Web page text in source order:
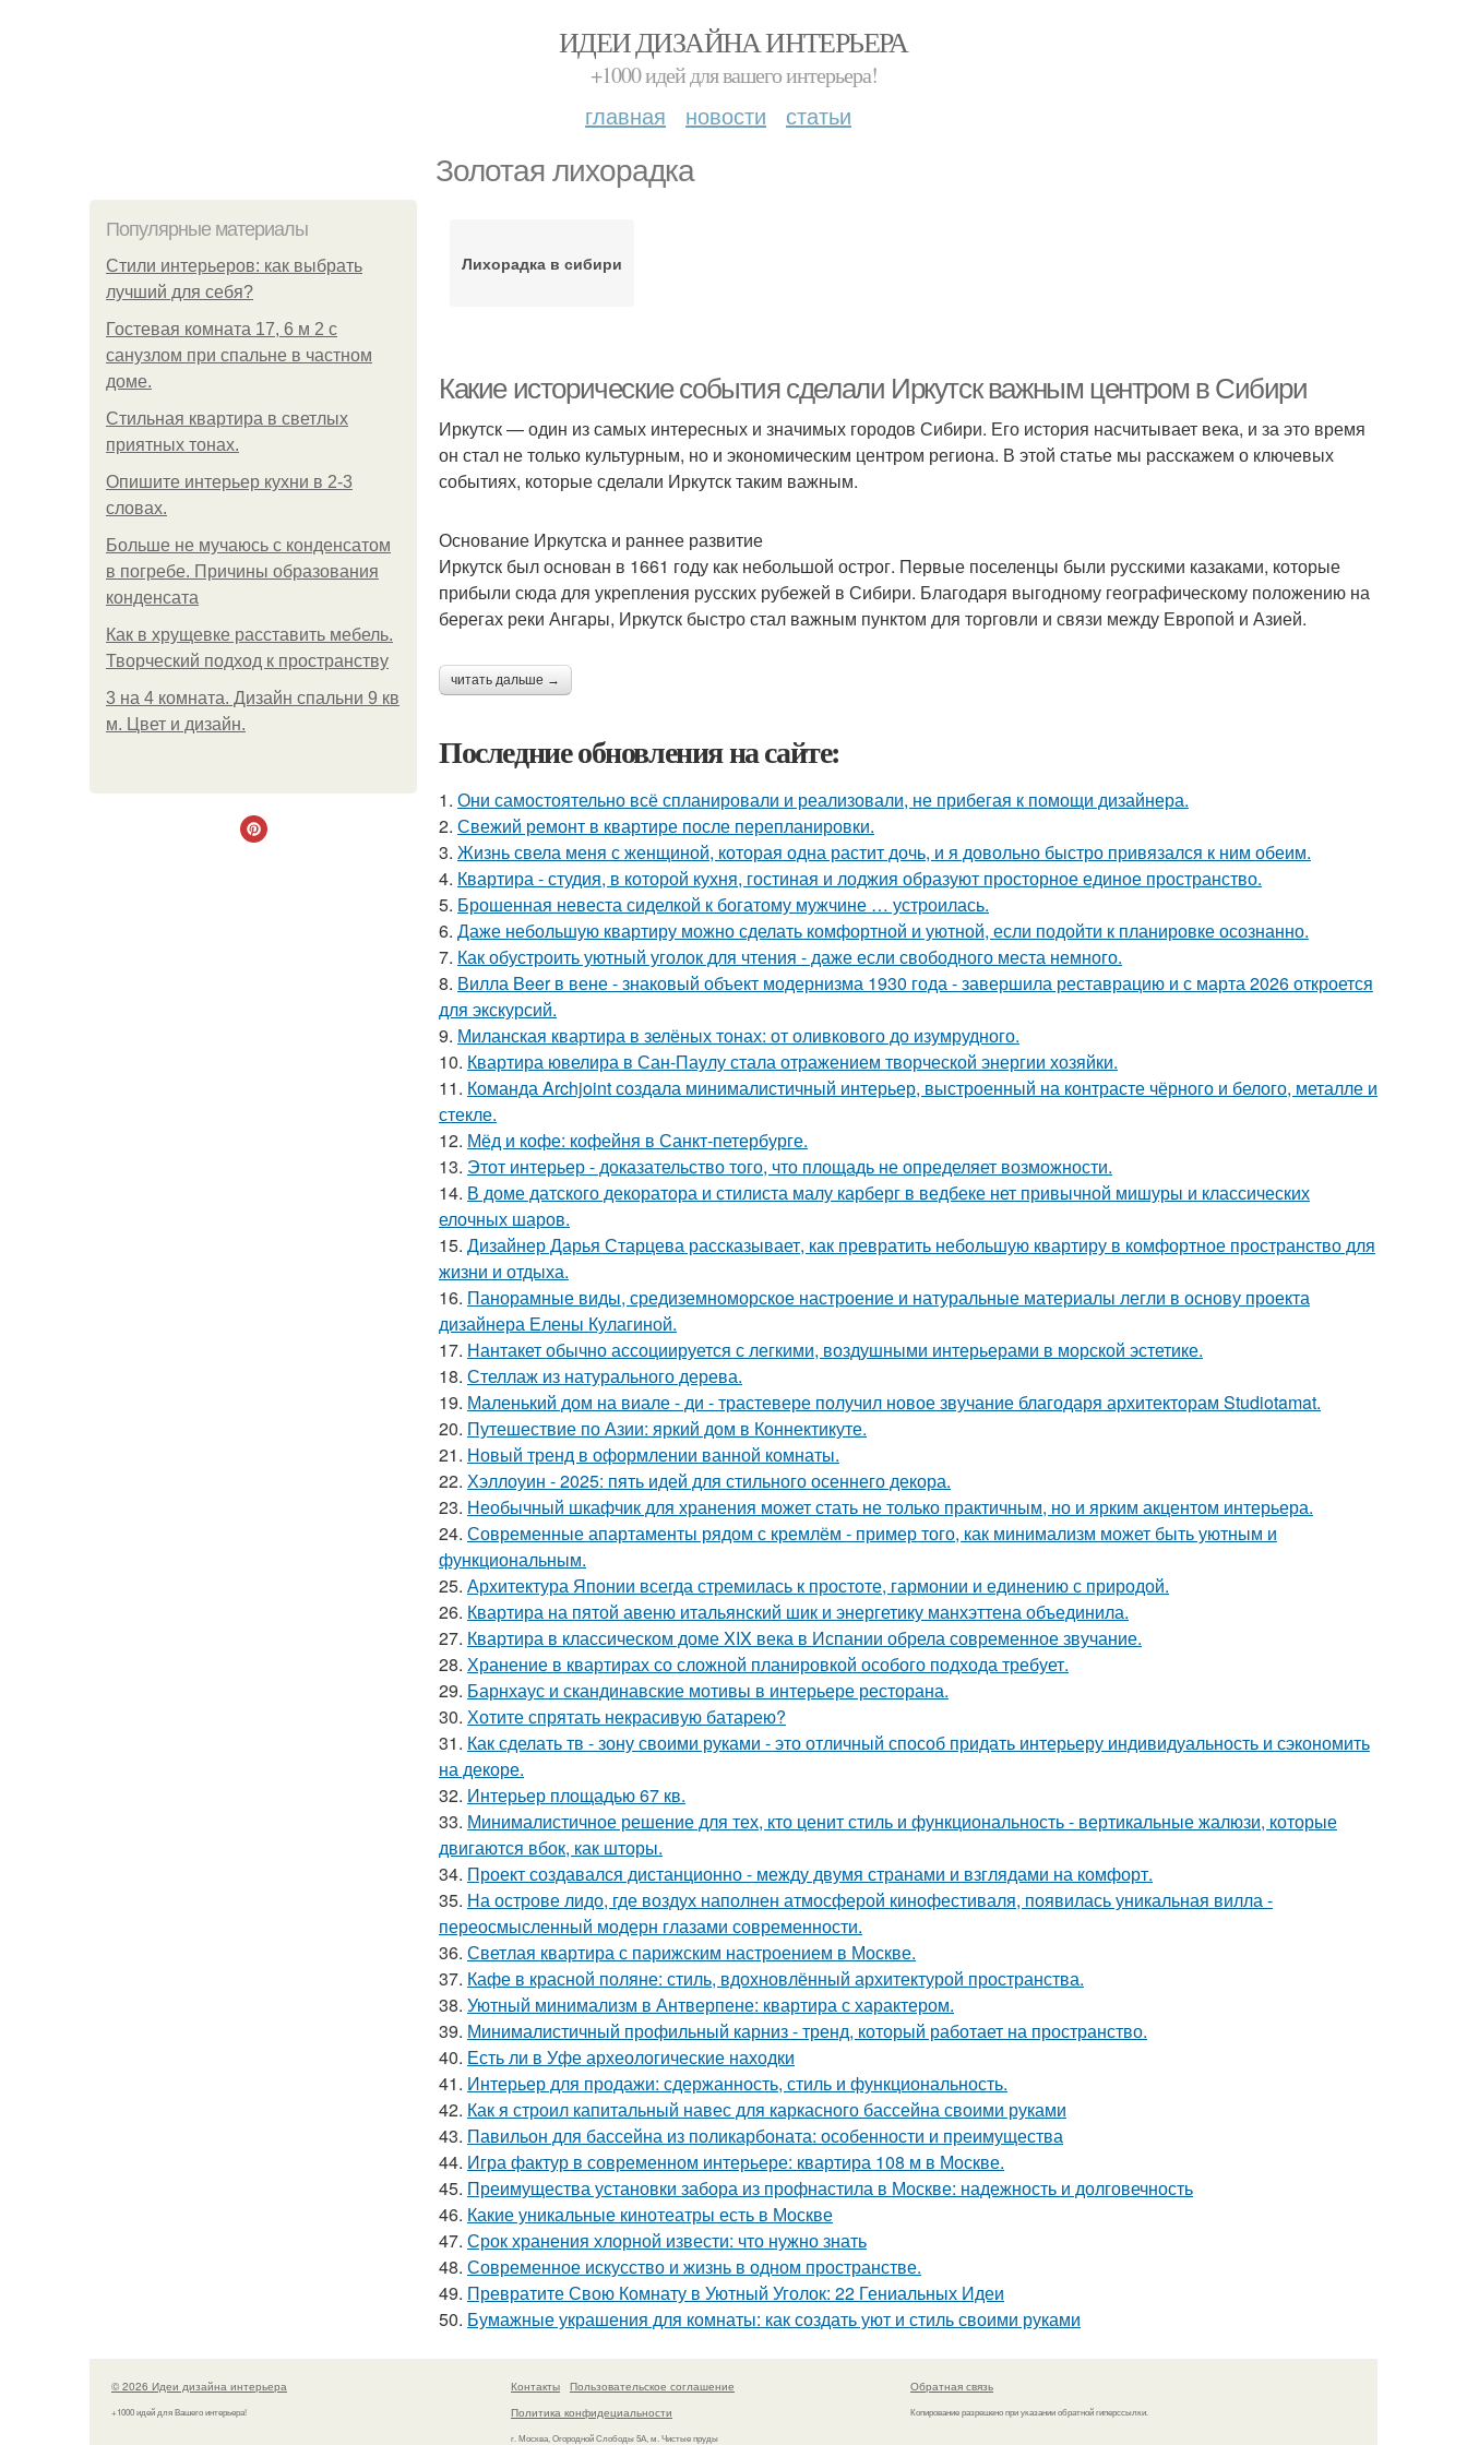
ИДЕИ ДИЗАЙНА ИНТЕРЬЕРА
+1000 идей для вашего интерьера!
главная новости статьи
Золотая лихорадка
Популярные материалы
Стили интерьеров: как выбрать
лучший для себя?
Гостевая комната 17, 6 м 2 с
санузлом при спальне в частном
доме.
Стильная квартира в светлых
приятных тонах.
Опишите интерьер кухни в 2-3
словах.
Больше не мучаюсь с конденсатом
в погребе. Причины образования
конденсата
Как в хрущевке расставить мебель.
Творческий подход к пространству
3 на 4 комната. Дизайн спальни 9 кв
м. Цвет и дизайн.
Лихорадка в сибири
Какие исторические события сделали Иркутск важным центром в Сибири
Иркутск — один из самых интересных и значимых городов Сибири. Его история насчитывает века, и за это время
он стал не только культурным, но и экономическим центром региона. В этой статье мы расскажем о ключевых
событиях, которые сделали Иркутск таким важным.
Основание Иркутска и раннее развитие
Иркутск был основан в 1661 году как небольшой острог. Первые поселенцы были русскими казаками, которые
прибыли сюда для укрепления русских рубежей в Сибири. Благодаря выгодному географическому положению на
берегах реки Ангары, Иркутск быстро стал важным пунктом для торговли и связи между Европой и Азией.
читать дальше →
Последние обновления на сайте:
1. Они самостоятельно всё спланировали и реализовали, не прибегая к помощи дизайнера.
2. Свежий ремонт в квартире после перепланировки.
3. Жизнь свела меня с женщиной, которая одна растит дочь, и я довольно быстро привязался к ним обеим.
4. Квартира - студия, в которой кухня, гостиная и лоджия образуют просторное единое пространство.
5. Брошенная невеста сиделкой к богатому мужчине … устроилась.
6. Даже небольшую квартиру можно сделать комфортной и уютной, если подойти к планировке осознанно.
7. Как обустроить уютный уголок для чтения - даже если свободного места немного.
8. Вилла Beer в вене - знаковый объект модернизма 1930 года - завершила реставрацию и с марта 2026 откроется
для экскурсий.
9. Миланская квартира в зелёных тонах: от оливкового до изумрудного.
10. Квартира ювелира в Сан-Паулу стала отражением творческой энергии хозяйки.
11. Команда Archjoint создала минималистичный интерьер, выстроенный на контрасте чёрного и белого, металле и
стекле.
12. Мёд и кофе: кофейня в Санкт-петербурге.
13. Этот интерьер - доказательство того, что площадь не определяет возможности.
14. В доме датского декоратора и стилиста малу карберг в ведбеке нет привычной мишуры и классических
елочных шаров.
15. Дизайнер Дарья Старцева рассказывает, как превратить небольшую квартиру в комфортное пространство для
жизни и отдыха.
16. Панорамные виды, средиземноморское настроение и натуральные материалы легли в основу проекта
дизайнера Елены Кулагиной.
17. Нантакет обычно ассоциируется с легкими, воздушными интерьерами в морской эстетике.
18. Стеллаж из натурального дерева.
19. Маленький дом на виале - ди - трастевере получил новое звучание благодаря архитекторам Studiotamat.
20. Путешествие по Азии: яркий дом в Коннектикуте.
21. Новый тренд в оформлении ванной комнаты.
22. Хэллоуин - 2025: пять идей для стильного осеннего декора.
23. Необычный шкафчик для хранения может стать не только практичным, но и ярким акцентом интерьера.
24. Современные апартаменты рядом с кремлём - пример того, как минимализм может быть уютным и
функциональным.
25. Архитектура Японии всегда стремилась к простоте, гармонии и единению с природой.
26. Квартира на пятой авеню итальянский шик и энергетику манхэттена объединила.
27. Квартира в классическом доме XIX века в Испании обрела современное звучание.
28. Хранение в квартирах со сложной планировкой особого подхода требует.
29. Барнхаус и скандинавские мотивы в интерьере ресторана.
30. Хотите спрятать некрасивую батарею?
31. Как сделать тв - зону своими руками - это отличный способ придать интерьеру индивидуальность и сэкономить
на декоре.
32. Интерьер площадью 67 кв.
33. Минималистичное решение для тех, кто ценит стиль и функциональность - вертикальные жалюзи, которые
двигаются вбок, как шторы.
34. Проект создавался дистанционно - между двумя странами и взглядами на комфорт.
35. На острове лидо, где воздух наполнен атмосферой кинофестиваля, появилась уникальная вилла -
переосмысленный модерн глазами современности.
36. Светлая квартира с парижским настроением в Москве.
37. Кафе в красной поляне: стиль, вдохновлённый архитектурой пространства.
38. Уютный минимализм в Антверпене: квартира с характером.
39. Минималистичный профильный карниз - тренд, который работает на пространство.
40. Есть ли в Уфе археологические находки
41. Интерьер для продажи: сдержанность, стиль и функциональность.
42. Как я строил капитальный навес для каркасного бассейна своими руками
43. Павильон для бассейна из поликарбоната: особенности и преимущества
44. Игра фактур в современном интерьере: квартира 108 м в Москве.
45. Преимущества установки забора из профнастила в Москве: надежность и долговечность
46. Какие уникальные кинотеатры есть в Москве
47. Срок хранения хлорной извести: что нужно знать
48. Современное искусство и жизнь в одном пространстве.
49. Превратите Свою Комнату в Уютный Уголок: 22 Гениальных Идеи
50. Бумажные украшения для комнаты: как создать уют и стиль своими руками
© 2026 Идеи дизайна интерьера
+1000 идей для Вашего интерьера!
Контакты
Пользовательское соглашение
Политика конфидециальности
г. Москва, Огородной Слободы 5А, м. Чистые пруды
Обратная связь
Копирование разрешено при указании обратной гиперссылки.